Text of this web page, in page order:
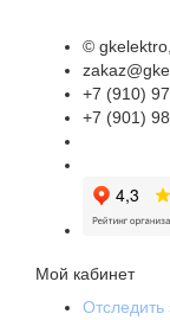
© gkelektro
+7 (910)
+7 (901)
Мой кабинет
Отследить